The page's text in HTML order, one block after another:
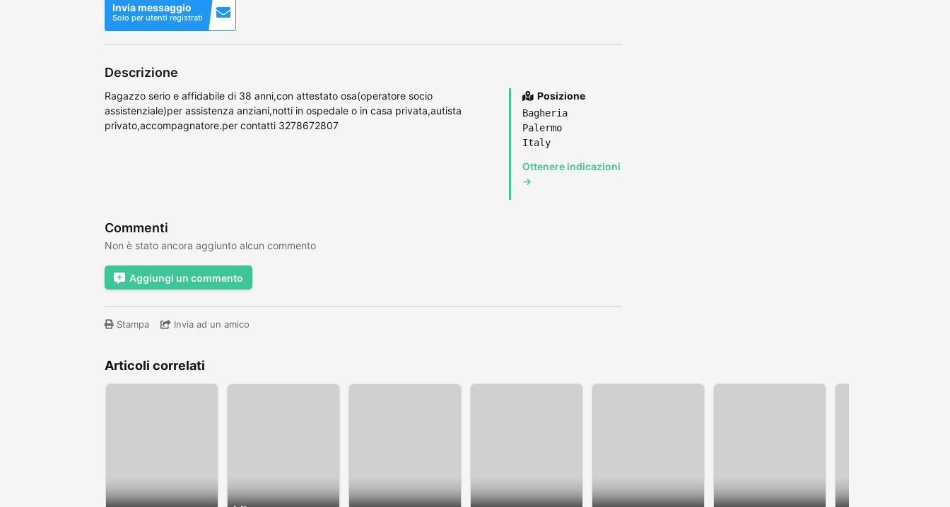
Invia messaggio
Solo per utenti registrati
Descrizione
Ragazzo serio e affidabile di 38 anni,con attestato osa(operatore socio
assistenziale)per assistenza anziani,notti in ospedale o in casa privata,autista
privato,accompagnatore.per contatti 3278672807
Posizione
Bagheria
Palermo
Italy
Ottenere indicazioni
→
Commenti
Non è stato ancora aggiunto alcun commento
Aggiungi un commento
Stampa Invia ad un amico
Articoli correlati